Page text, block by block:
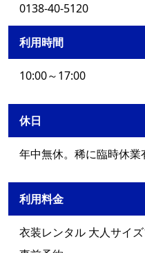
0138-40-5120
利用時間
10:00～17:00
休日
年中無休。稀に臨時休業
利用料金
衣装レンタル 大人サイ